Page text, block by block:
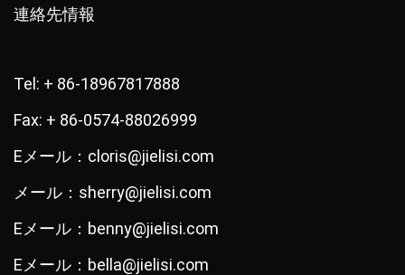
連絡先情報
Tel: + 86-18967817888
Fax: + 86-0574-88026999
Eメール：cloris@jielisi.com
メール：sherry@jielisi.com
Eメール：benny@jielisi.com
Eメール：bella@jielisi.com